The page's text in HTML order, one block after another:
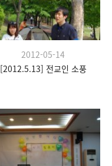
2012-05-14
[2012.5.13] 전교인 소풍